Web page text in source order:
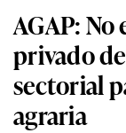
AGAP:
privado
sectorial
agraria